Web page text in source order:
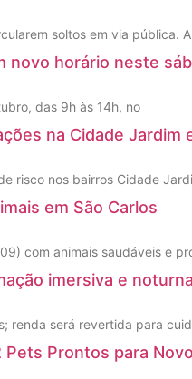
soltos em via pública.
novo horário neste
das 9h às 14h, no
na Cidade Jardim
risco nos bairros Cidade
em São Carlos
com animais saudáveis e
imersiva e noturna
renda será revertida para
Pets Prontos para